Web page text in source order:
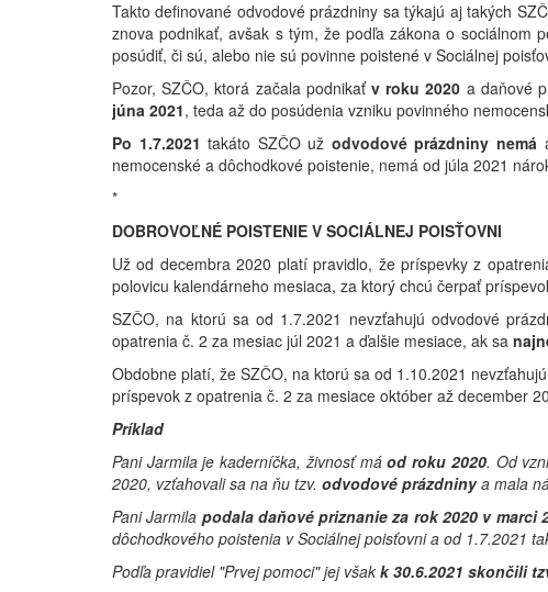
Takto definované odvodové prázdniny sa týkajú aj takých
znova podnikať, avšak s tým, že podľa zákona o sociálnom
posúdiť, či sú, alebo nie sú povinne poistené v Sociálnej
Pozor, SZČO, ktorá začala podnikať v roku 2020 a daňové
júna 2021, teda až do posúdenia vzniku povinného
Po 1.7.2021 takáto SZČO už odvodové prázdniny nemá
nemocenské a dôchodkové poistenie, nemá od júla 2021
*
DOBROVOĽNÉ POISTENIE V SOCIÁLNEJ POISŤOVNI
Už od decembra 2020 platí pravidlo, že príspevky z
polovicu kalendárneho mesiaca, za ktorý chcú čerpať
SZČO, na ktorú sa od 1.7.2021 nevzťahujú odvodové
opatrenia č. 2 za mesiac júl 2021 a ďalšie mesiace, ak sa
Obdobne platí, že SZČO, na ktorú sa od 1.10.2021
príspevok z opatrenia č. 2 za mesiace október až december
Príklad
Pani Jarmila je kaderníčka, živnosť máod roku 2020. Od
2020, vzťahovali sa na ňu tzv. odvodové prázdninya mala
Pani Jarmila podala daňové priznanie za rok 2020 v marci
dôchodkového poistenia v Sociálnej poisťovni a od 1.7.2021
Podľa pravidiel "Prvej pomoci" jej však k 30.6.2021 skončili